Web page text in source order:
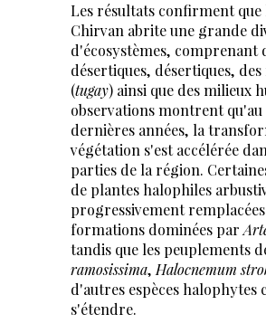
Les résultats confirment que
Chirvan abrite une grande
d'écosystèmes, comprenant
désertiques, désertiques,
(tugay) ainsi que des milieux
observations montrent qu'au
dernières années, la
végétation s'est accélérée
parties de la région.
de plantes halophiles
progressivement
formations dominées par
tandis que les peuplements
ramosissima,Halocnemum
d'autres espèces halophytes
s'étendre.